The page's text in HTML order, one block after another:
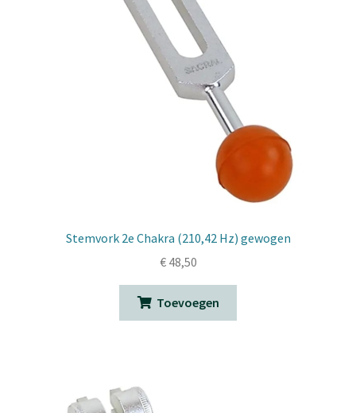
Stemvork 2e Chakra (210,42 Hz) gewogen
€48,50
Toevoegen